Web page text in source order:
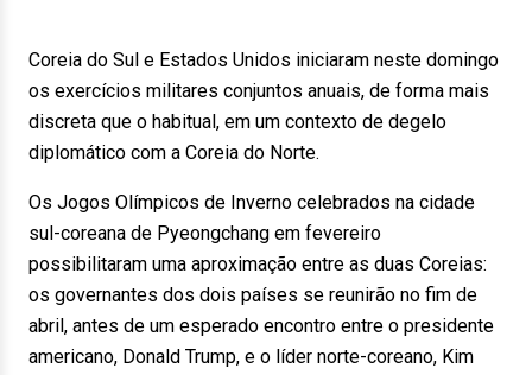
Coreia do Sul e Estados Unidos iniciaram neste domingo
os exercícios militares conjuntos anuais, de forma mais
discreta que o habitual, em um contexto de degelo
diplomático com a Coreia do Norte.
Os Jogos Olímpicos de Inverno celebrados na cidade
sul-coreana de Pyeongchang em fevereiro
possibilitaram uma aproximação entre as duas Coreias:
os governantes dos dois países se reunirão no fim de
abril, antes de um esperado encontro entre o presidente
americano, Donald Trump, e o líder norte-coreano, Kim